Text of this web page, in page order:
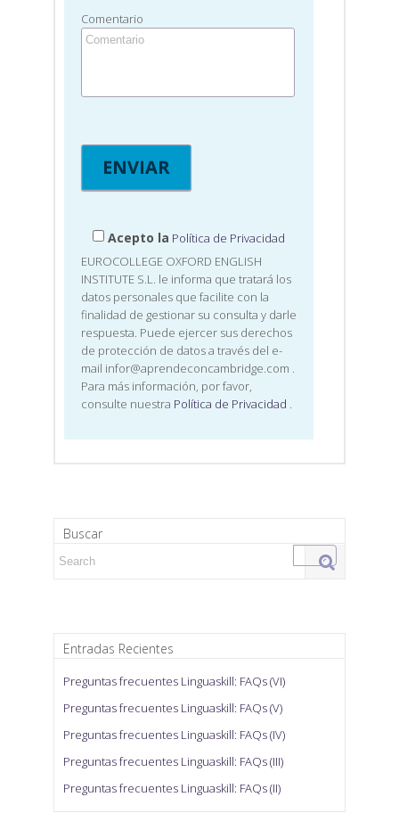
Comentario
Acepto la Política de Privacidad
EUROCOLLEGE OXFORD ENGLISH
INSTITUTE S.L. le informa que tratará los
datos personales que facilite con la
finalidad de gestionar su consulta y darle
respuesta. Puede ejercer sus derechos
de protección de datos a través del e-
mail infor@aprendeconcambridge.com .
Para más información, por favor,
consulte nuestra Política de Privacidad .
Buscar
Entradas Recientes
Preguntas frecuentes Linguaskill: FAQs (VI)
Preguntas frecuentes Linguaskill: FAQs (V)
Preguntas frecuentes Linguaskill: FAQs (IV)
Preguntas frecuentes Linguaskill: FAQs (III)
Preguntas frecuentes Linguaskill: FAQs (II)